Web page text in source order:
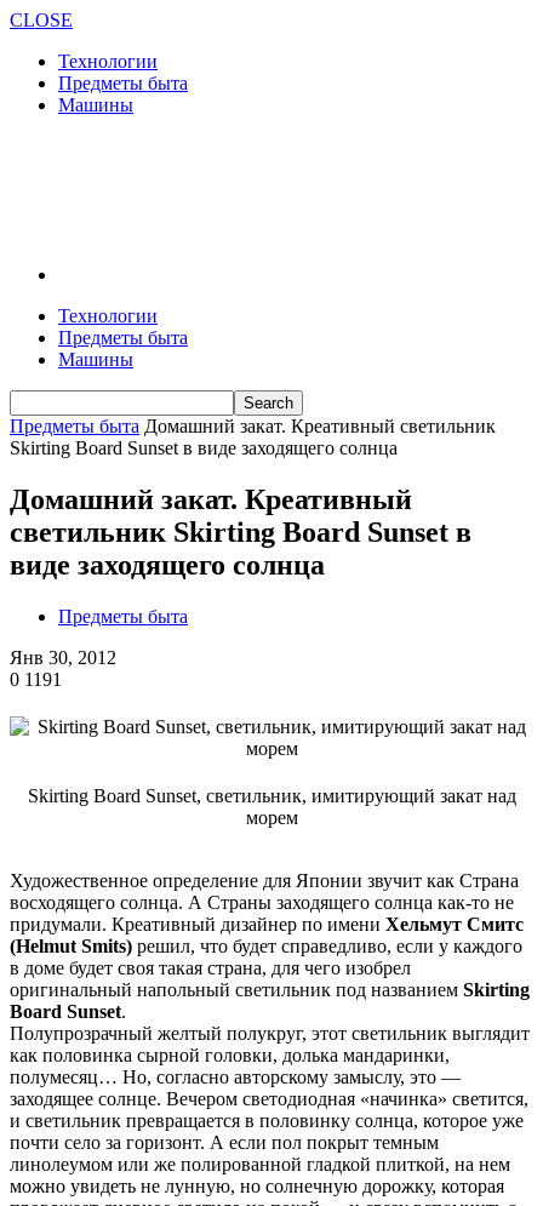
CLOSE
Технологии
Предметы быта
Машины
Технологии
Предметы быта
Машины
Предметы быта Домашний закат. Креативный светильник
Skirting Board Sunset в виде заходящего солнца
Домашний закат. Креативный
светильник Skirting Board Sunset в
виде заходящего солнца
Предметы быта
Янв 30, 2012
0 1191
Skirting Board Sunset, светильник, имитирующий закат над
морем
Художественное определение для Японии звучит как Страна
восходящего солнца. А Страны заходящего солнца как-то не
придумали. Креативный дизайнер по имени Хельмут Смитс
(Helmut Smits) решил, что будет справедливо, если у каждого
в доме будет своя такая страна, для чего изобрел
оригинальный напольный светильник под названием Skirting
Board Sunset.
Полупрозрачный желтый полукруг, этот светильник выглядит
как половинка сырной головки, долька мандаринки,
полумесяц… Но, согласно авторскому замыслу, это —
заходящее солнце. Вечером светодиодная «начинка» светится,
и светильник превращается в половинку солнца, которое уже
почти село за горизонт. А если пол покрыт темным
линолеумом или же полированной гладкой плиткой, на нем
можно увидеть не лунную, но солнечную дорожку, которая